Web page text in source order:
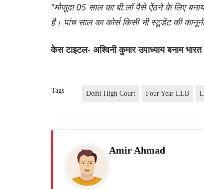
"मौजूदा 05 साल का बी.लॉ पैसे ऐंठने के लिए
है। पांच साल का कोर्स किसी भी स्टूडेंट की
केस टाइटल- अश्विनी कुमार उपाध्याय बनाम
Tags Delhi High Court Four Year LLB
Amir Ahmad